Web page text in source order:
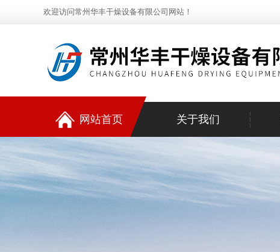
欢迎访问常州华丰干燥设备有限公司网站！
网站首页 关于我们